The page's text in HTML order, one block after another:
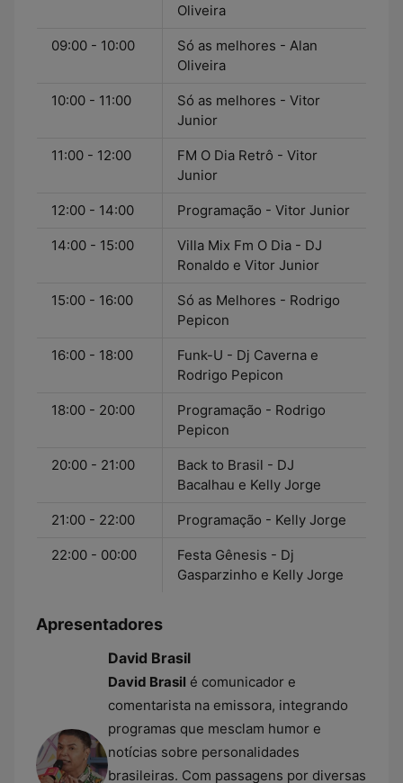
Oliveira
09:00 - 10:00
Só as melhores - Alan
Oliveira
10:00 - 11:00
Só as melhores - Vitor
Junior
11:00 - 12:00
FM O Dia Retrô - Vitor
Junior
12:00 - 14:00 Programação - Vitor Junior
14:00 - 15:00
Villa Mix Fm O Dia - DJ
Ronaldo e Vitor Junior
15:00 - 16:00
Só as Melhores - Rodrigo
Pepicon
16:00 - 18:00
Funk-U - Dj Caverna e
Rodrigo Pepicon
18:00 - 20:00
Programação - Rodrigo
Pepicon
20:00 - 21:00
Back to Brasil - DJ
Bacalhau e Kelly Jorge
21:00 - 22:00 Programação - Kelly Jorge
22:00 - 00:00
Festa Gênesis - Dj
Gasparzinho e Kelly Jorge
Apresentadores
David Brasil
David Brasil é comunicador e
comentarista na emissora, integrando
programas que mesclam humor e
notícias sobre personalidades
brasileiras. Com passagens por diversas